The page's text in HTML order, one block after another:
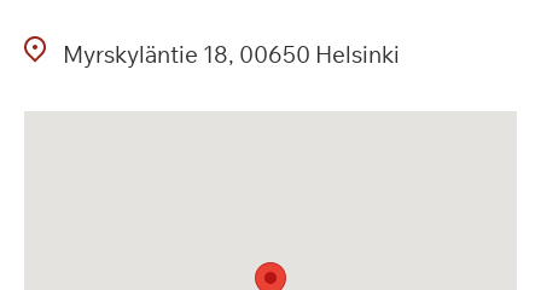
Myrskyläntie 18 00650 Helsinki